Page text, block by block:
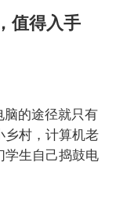
值得入手
的途径就只有
乡村，计算机老
学生自己捣鼓电